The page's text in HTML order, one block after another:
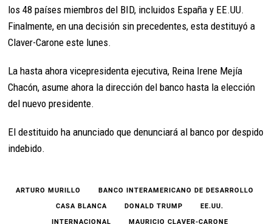
los 48 países miembros del BID, incluidos España y EE.UU.
Finalmente, en una decisión sin precedentes, esta destituyó a
Claver-Carone este lunes.
La hasta ahora vicepresidenta ejecutiva, Reina Irene Mejía
Chacón, asume ahora la dirección del banco hasta la elección
del nuevo presidente.
El destituido ha anunciado que denunciará al banco por despido
indebido.
ARTURO MURILLO
BANCO INTERAMERICANO DE DESARROLLO
CASA BLANCA
DONALD TRUMP
EE.UU.
INTERNACIONAL
MAURICIO CLAVER-CARONE